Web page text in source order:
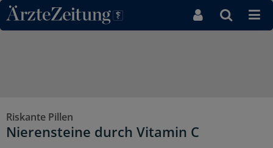
Direkt zum Inhaltsbereich
Riskante Pillen
Nierensteine durch Vitamin C